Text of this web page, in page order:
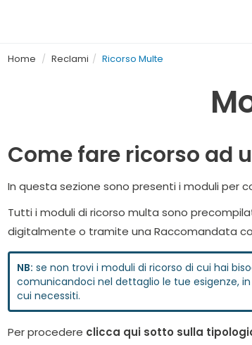
Home Reclami Ricorso Multe
Come fare ricorso ad
In questa sezione sono presenti i moduli per
Tutti i moduli di ricorso multa sono
digitalmente o tramite una Raccomandata
NB: se non trovi i moduli di ricorso di cui hai
comunicandoci nel dettaglio le tue esigenze,
cui necessiti.
Per procedere clicca qui sotto sulla